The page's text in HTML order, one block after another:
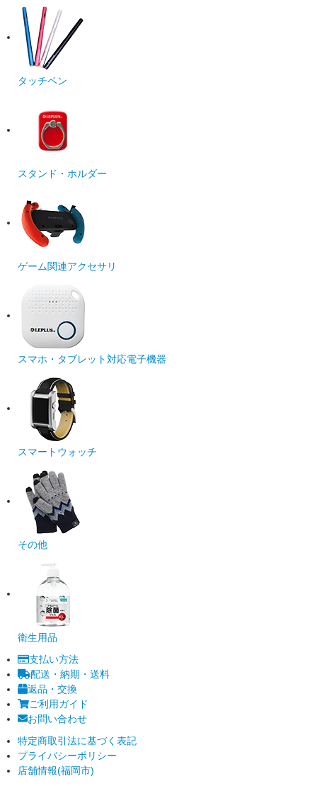
タッチペン
スタンド・ホルダー
ゲーム関連アクセサリ
スマホ・タブレット対応電子機器
スマートウォッチ
その他
衛生用品
支払い方法
配送・納期・送料
返品・交換
ご利用ガイド
お問い合わせ
特定商取引法に基づく表記
プライバシーポリシー
店舗情報(福岡市)